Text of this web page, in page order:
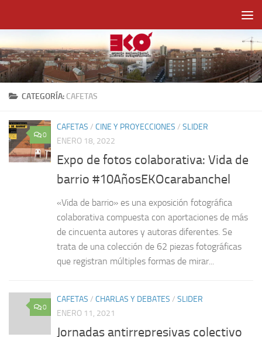
CATEGORÍA: CAFETAS
0
CAFETAS / CINE Y PROYECCIONES / SLIDER
ENERO 18, 2022
Expo de fotos colaborativa: Vida de
barrio #10AñosEKOcarabanchel
«Vida de barrio» es una exposición fotográfica
colaborativa compuesta con aportaciones de más
de cincuenta autores y autoras diferentes. Se
trata de una colección de 62 piezas fotográficas
que registran múltiples formas de mirar...
0
CAFETAS / CHARLAS Y DEBATES / SLIDER
ENERO 11, 2021
Jornadas antirrepresivas colectivo